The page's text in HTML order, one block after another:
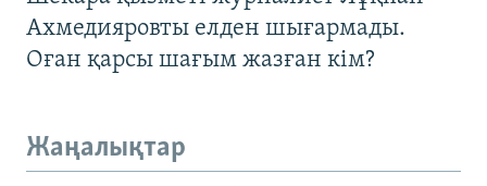
Ахмедияровты елден шығармады.
Оған қарсы шағым жазған кім?
Жаңалықтар